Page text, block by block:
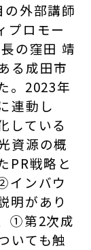
の外部講師
プロモー
の窪田 靖
る成田市
。2023年
連動し
している
資源の概
PR戦略と
インバウ
明があり
①第2次成
いても触